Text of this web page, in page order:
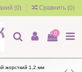
(0) Сравнить (0)
0
жорсткий 1,2 мм